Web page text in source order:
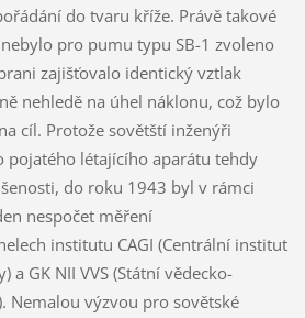
do tvaru kříže. Právě takové
pro pumu typu SB-1 zvoleno
zajišťovalo identický vztlak
nehledě na úhel náklonu, což bylo
cíl. Protože sovětští inženýři
pojatého létajícího aparátu tehdy
do roku 1943 byl v rámci
nespočet měření
institutu CAGI (Centrální institut
a GK NII VVS (Státní vědecko-
Nemalou výzvou pro sovětské